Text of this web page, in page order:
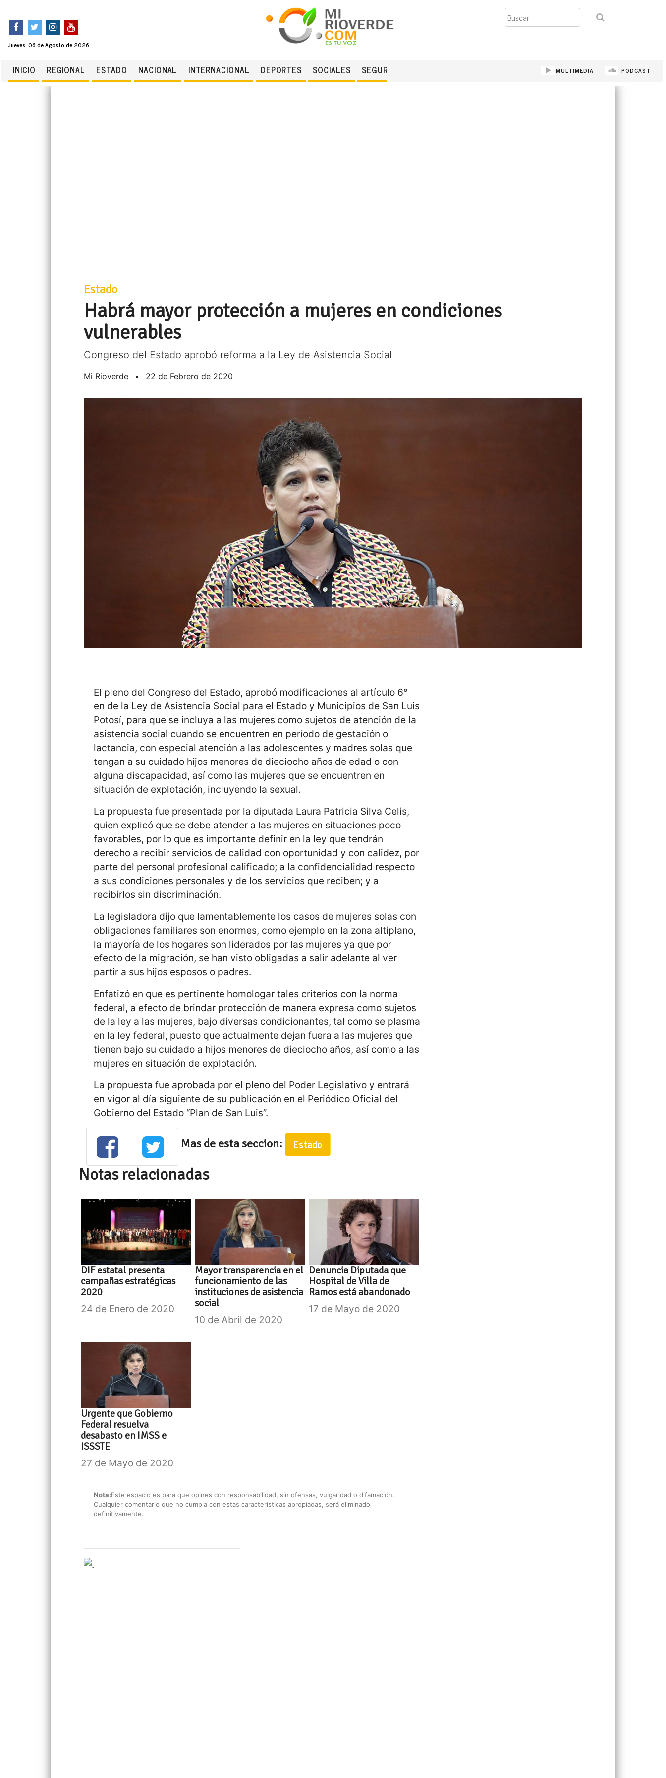
Jueves, 06 de Agosto de 2026
Buscar
INICIO REGIONAL ESTADO NACIONAL INTERNACIONAL DEPORTES SOCIALES SEGURIDAD MULTIMEDIA PODCAST
Estado
Habrá mayor protección a mujeres en condiciones
vulnerables
Congreso del Estado aprobó reforma a la Ley de Asistencia Social
Mi Rioverde • 22 de Febrero de 2020
El pleno del Congreso del Estado, aprobó modificaciones al artículo 6°
en de la Ley de Asistencia Social para el Estado y Municipios de San Luis
Potosí, para que se incluya a las mujeres como sujetos de atención de la
asistencia social cuando se encuentren en período de gestación o
lactancia, con especial atención a las adolescentes y madres solas que
tengan a su cuidado hijos menores de dieciocho años de edad o con
alguna discapacidad, así como las mujeres que se encuentren en
situación de explotación, incluyendo la sexual.
La propuesta fue presentada por la diputada Laura Patricia Silva Celis,
quien explicó que se debe atender a las mujeres en situaciones poco
favorables, por lo que es importante definir en la ley que tendrán
derecho a recibir servicios de calidad con oportunidad y con calidez, por
parte del personal profesional calificado; a la confidencialidad respecto
a sus condiciones personales y de los servicios que reciben; y a
recibirlos sin discriminación.
La legisladora dijo que lamentablemente los casos de mujeres solas con
obligaciones familiares son enormes, como ejemplo en la zona altiplano,
la mayoría de los hogares son liderados por las mujeres ya que por
efecto de la migración, se han visto obligadas a salir adelante al ver
partir a sus hijos esposos o padres.
Enfatizó en que es pertinente homologar tales criterios con la norma
federal, a efecto de brindar protección de manera expresa como sujetos
de la ley a las mujeres, bajo diversas condicionantes, tal como se plasma
en la ley federal, puesto que actualmente dejan fuera a las mujeres que
tienen bajo su cuidado a hijos menores de dieciocho años, así como a las
mujeres en situación de explotación.
La propuesta fue aprobada por el pleno del Poder Legislativo y entrará
en vigor al día siguiente de su publicación en el Periódico Oficial del
Gobierno del Estado “Plan de San Luis”.
Mas de esta seccion: Estado
Notas relacionadas
DIF estatal presenta
campañas estratégicas
2020
24 de Enero de 2020
Mayor transparencia en el
funcionamiento de las
instituciones de asistencia
social
10 de Abril de 2020
Denuncia Diputada que
Hospital de Villa de
Ramos está abandonado
17 de Mayo de 2020
Urgente que Gobierno
Federal resuelva
desabasto en IMSS e
ISSSTE
27 de Mayo de 2020
Nota:Este espacio es para que opines con responsabilidad, sin ofensas, vulgaridad o difamación.
Cualquier comentario que no cumpla con estas características apropiadas, será eliminado
definitivamente.